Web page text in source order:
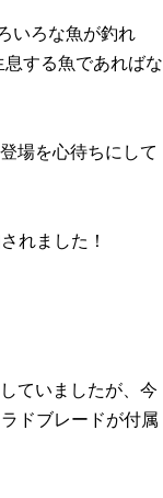
いろな魚が釣れ
する魚であればな
場を心待ちにして
れました！
ていましたが、今
ドブレードが付属